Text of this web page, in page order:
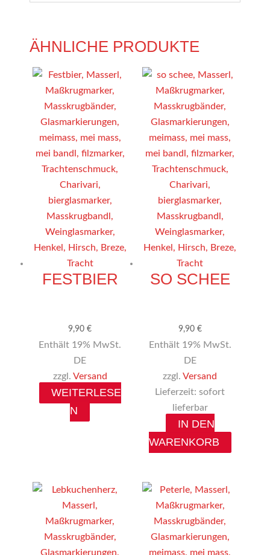
ÄHNLICHE PRODUKTE
FESTBIER
9,90€
Enthält 19% MwSt.
DE
zzgl. Versand
WEITERLESE
N
SO SCHEE
9,90 €
Enthält 19% MwSt.
DE
zzgl.Versand
Lieferzeit: sofort
lieferbar
IN DEN
WARENKORB